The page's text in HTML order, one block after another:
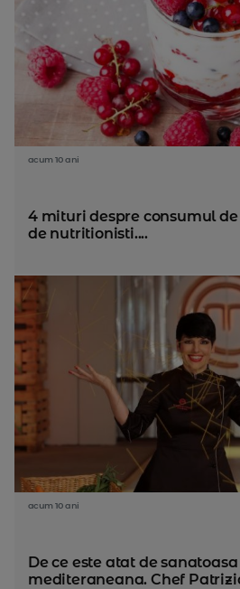
acum 10 ani
4 mituri despre consumul
de nutritionisti....
acum 10 ani
De ce este atat de
mediteraneana. Chef